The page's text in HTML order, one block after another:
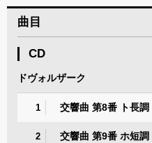
曲目
CD
ドヴォルザーク
1 交響曲 第8番 ト長調
2 交響曲 第9番 ホ短調